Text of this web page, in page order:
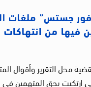
جستس” ملفات
فيها من
محل التقرير وأقوال